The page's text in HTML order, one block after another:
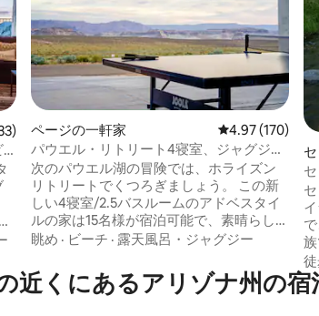
件、5つ星中4.97つ星の平均評価
6
ページの一軒家 レビュー170件
4.97 (170)
パウエル・リトリート4寝室、ジャグジ
ー、絶景、ゲームルーム！
次のパウエル湖の冒険では、ホライズン
リトリートでくつろぎましょう。 この新
しい4寝室/2.5バスルームのアドベスタイ
ルの家は15名様が宿泊可能で、素晴らしい
砂漠の景色とモダンな南西部の仕上げが
ーン・ロック・ビーチ、ホースシュー・
ベンド、アンテロープ・キャニオンなど
眺め · ビーチ · 露天風呂・ジャグジー
近くにあるアリゾナ州の